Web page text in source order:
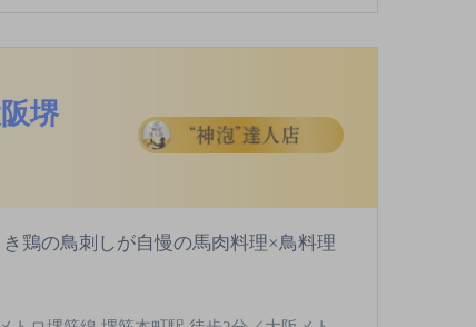
堺
鶏の鳥刺しが自慢の馬肉料理×鳥料理